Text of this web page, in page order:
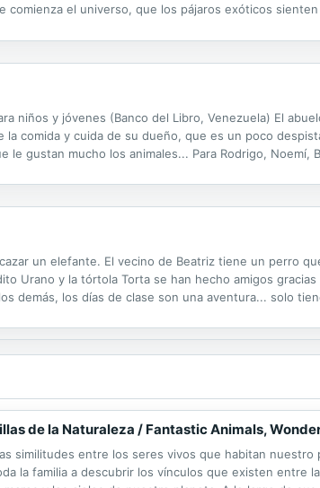
comienza el universo, que los pájaros exóticos
niños y jóvenes (Banco del Libro, Venezuela) El
la comida y cuida de su dueño, que es un poco
le gustan mucho los animales... Para Rodrigo,
un elefante. El vecino de Beatriz tiene un perro
Urano y la tórtola Torta se han hecho amigos
demás, los días de clase son una aventura... solo
de la Naturaleza / Fantastic Animals,
similitudes entre los seres vivos que habitan
la familia a descubrir los vínculos que existen entre